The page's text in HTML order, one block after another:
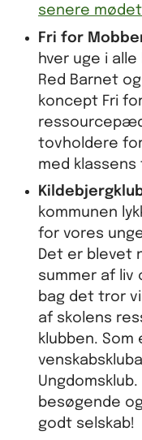
senere
Fri for
hver uge i
Red Barnet
koncept Fri
tovholdere
med
kommunen
for vores
Det er blevet
summer af liv
bag det tror
af skolens
klubben.
besøgende
godt selskab!